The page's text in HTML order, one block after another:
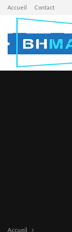
Accueil Contact
Accueil